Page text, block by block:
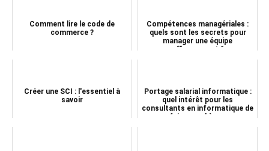
Comment lire le code de
commerce ?
Compétences managériales :
quels sont les secrets pour
manager une équipe
efficacement ?
Créer une SCI : l'essentiel à
savoir
Portage salarial informatique :
quel intérêt pour les
consultants en informatique de
faire appel à u...